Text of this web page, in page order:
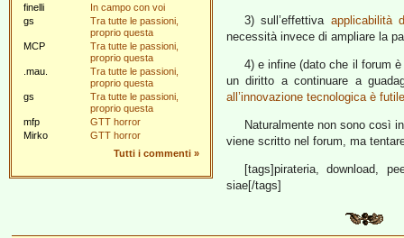
finelli
In campo con voi
gs
Tra tutte le passioni,
proprio questa
MCP
Tra tutte le passioni,
proprio questa
.mau.
Tra tutte le passioni,
proprio questa
gs
Tra tutte le passioni,
proprio questa
mfp
GTT horror
Mirko
GTT horror
Tutti i commenti »
3) sull’effettiva applicabilità
necessità invece di ampliare la
4) e infine (dato che il forum
un diritto a continuare a
all’innovazione tecnologica è futile
Naturalmente non sono così
viene scritto nel forum, ma
[tags]pirateria, download,
siae[/tags]